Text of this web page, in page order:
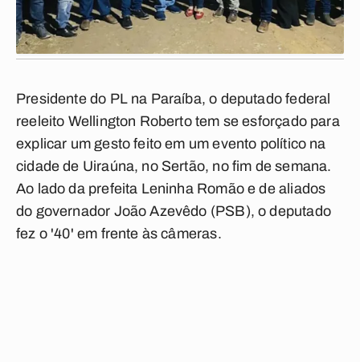
Presidente do PL na Paraíba, o deputado federal
reeleito Wellington Roberto tem se esforçado para
explicar um gesto feito em um evento político na
cidade de Uiraúna, no Sertão, no fim de semana.
Ao lado da prefeita Leninha Romão e de aliados
do governador João Azevêdo (PSB), o deputado
fez o '40' em frente às câmeras.